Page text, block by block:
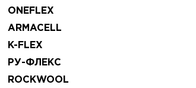
ONEFLEX
ARMACELL
K-FLEX
РУ-ФЛЕКС
ROCKWOOL